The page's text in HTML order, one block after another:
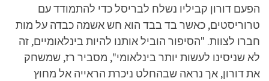
הפעם דורון קביליו נשלח לבריסל כדי להתמודד עם
טרוריסטים, כאשר בד בבד הוא חש אשמה כבדה על מות
חברו לצוות. "הסיפור הוביל אותנו להיות בינלאומיים, זה
לא שניסינו לעשות יותר בינלאומי", מסביר רז, שמשחק
את דורון, אך נראה שבהחלט ניכרת הראייה אל מחוץ